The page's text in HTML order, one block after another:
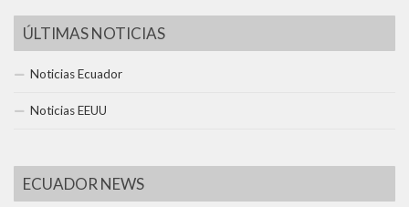
ÚLTIMAS NOTICIAS
Noticias Ecuador
Noticias EEUU
ECUADOR NEWS